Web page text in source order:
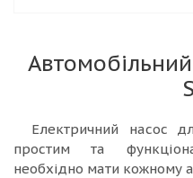
Електричний насос
простим та
необхідно мати кожному